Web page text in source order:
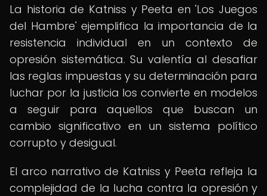
La historia de Katniss y Peeta en 'Los Juegos
del Hambre' ejemplifica la importancia de la
resistencia individual en un contexto de
opresión sistemática. Su valentía al desafiar
las reglas impuestas y su determinación para
luchar por la justicia los convierte en modelos
a seguir para aquellos que buscan un
cambio significativo en un sistema político
corrupto y desigual.
El arco narrativo de Katniss y Peeta refleja la
complejidad de la lucha contra la opresión y